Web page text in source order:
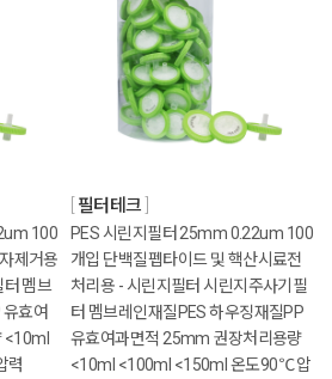
100
제거용
터 멤브
효여
<10ml
력
필터테크
PES 시린지필터 25mm 0.22um 100
개입 단백질펩타이드 및 핵산시료전
처리용 - 시린지필터 시린지주사기필
터 멤브레인재질PES 하우징재질PP
유효여과면적 25mm 권장처리용량
<10ml <100ml <150ml 온도90℃ 압